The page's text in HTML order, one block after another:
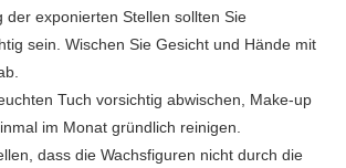
der exponierten Stellen sollten Sie
sein. Wischen Sie Gesicht und Hände mit
Tuch vorsichtig abwischen, Make-up
im Monat gründlich reinigen.
dass die Wachsfiguren nicht durch die